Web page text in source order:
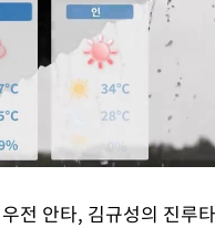
전 안타, 김규성의 진루